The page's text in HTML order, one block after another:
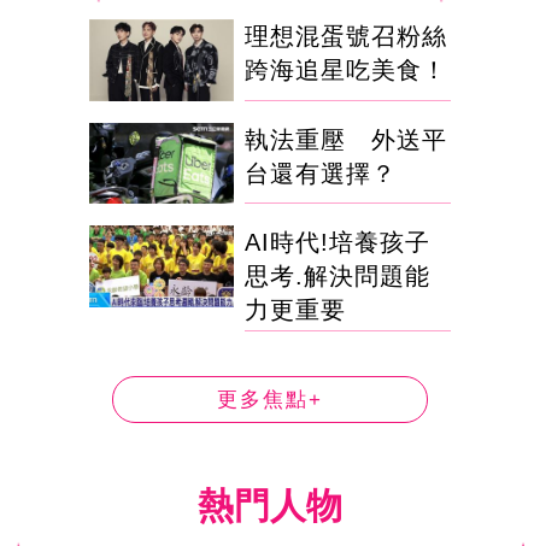
理想混蛋號召粉絲
跨海追星吃美食！
執法重壓 外送平
台還有選擇？
AI時代!培養孩子
思考.解決問題能
力更重要
更多焦點+
熱門人物